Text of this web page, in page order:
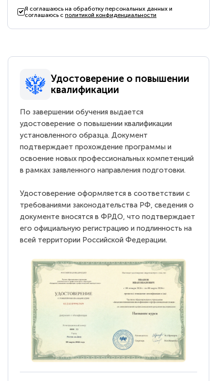
Я соглашаюсь на обработку персональных данных и
соглашаюсь сполитикой конфиденциальности
Удостоверение о повышении
квалификации
По завершении обучения выдается
удостоверение о повышении квалификации
установленного образца. Документ
подтверждает прохождение программы и
освоение новых профессиональных компетенций
в рамках заявленного направления подготовки.
Удостоверение оформляется в соответствии с
требованиями законодательства РФ, сведения о
документе вносятся в ФРДО, что подтверждает
его официальную регистрацию и подлинность на
всей территории Российской Федерации.